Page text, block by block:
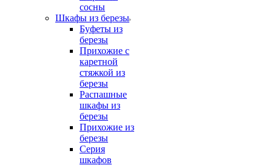
сосны
Шкафы из березы
Буфеты из
березы
Прихожие с
каретной
стяжкой из
березы
Распашные
шкафы из
березы
Прихожие из
березы
Серия
шкафов